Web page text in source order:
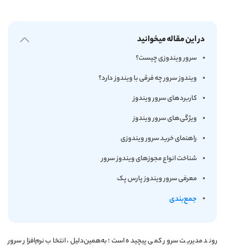
در این مقاله میخوانید
سرور ویندوزی چیست؟
ویندوز سرور چه فرقی با ویندوز دارد؟
کاربردهای سرور ویندوز
ویژگی‌های سرور ویندوز
راهنمای خرید سرور ویندوزی
شناخت انواع مجوزهای ویندوز سرور
معرفی سرور ویندوز پارس پک
جمع‌بندی
روند مدیریت سرور کمی پیچیده است؛ به‌همین‌دلیل، انتخاب نرم‌افزار سرور